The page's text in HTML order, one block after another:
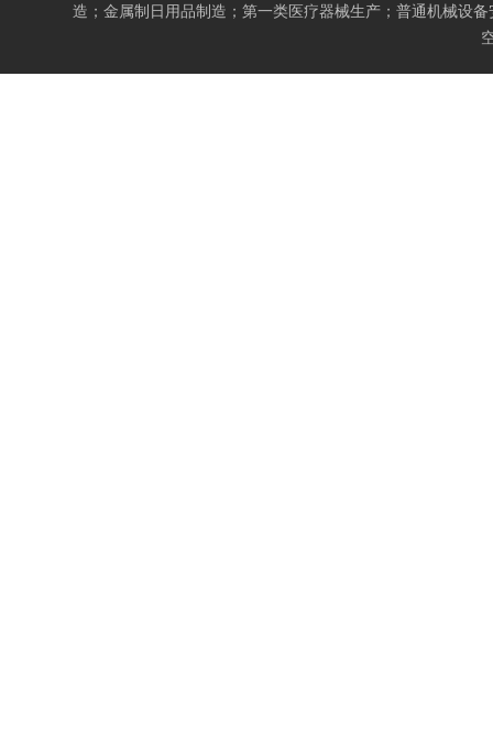
造；金属制日用品制造；第一类医疗器械生产；普通机械设